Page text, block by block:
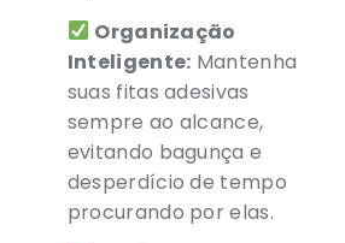
Organização
Inteligente: Mantenha
suas fitas adesivas
sempre ao alcance,
evitando bagunça e
desperdício de tempo
procurando por elas.